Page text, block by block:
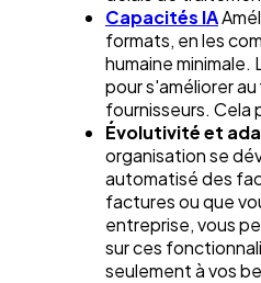
Capacités IA
formats, en les
humaine
pour s'améliorer
fournisseurs. Cela
Évolutivité et
organisation se
automatisé des
factures ou que
entreprise, vous
sur ces
seulement à vos